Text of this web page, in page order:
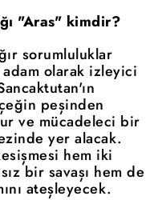
"Aras" kimdir?
sorumluluklar
olarak izleyici
peşinden
ve mücadeleci bir
yer alacak.
hem iki
bir savaşı hem de
ateşleyecek.